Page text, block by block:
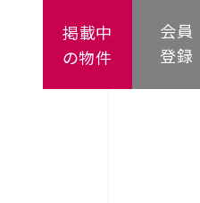
会員
登録
掲載中
の物件